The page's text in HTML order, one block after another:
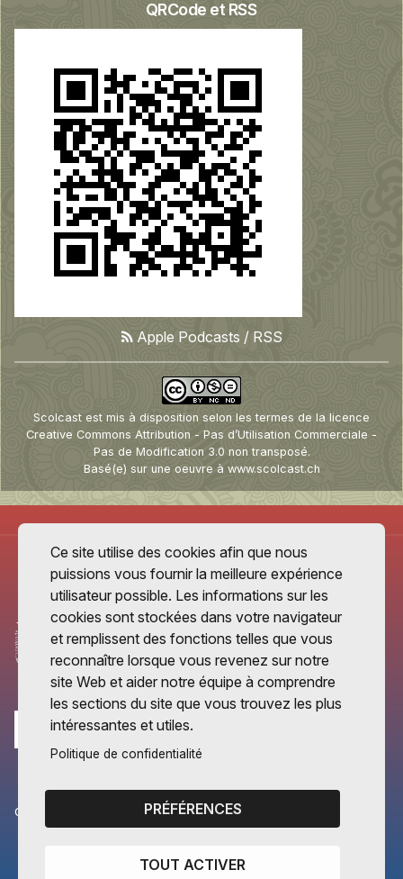
QRCode et RSS
Apple Podcasts / RSS
Scolcast est mis à disposition selon les termes de la licence
Creative Commons Attribution - Pas d’Utilisation Commerciale -
Pas de Modification 3.0 non transposé.
Basé(e) sur une oeuvre à www.scolcast.ch
CANTONS PARTENAIRES
Vaud
Ce site utilise des cookies afin que nous
puissions vous fournir la meilleure expérience
utilisateur possible. Les informations sur les
cookies sont stockées dans votre navigateur
et remplissent des fonctions telles que vous
reconnaître lorsque vous revenez sur notre
site Web et aider notre équipe à comprendre
les sections du site que vous trouvez les plus
intéressantes et utiles.
Politique de confidentialité
PRÉFÉRENCES
TOUT ACTIVER